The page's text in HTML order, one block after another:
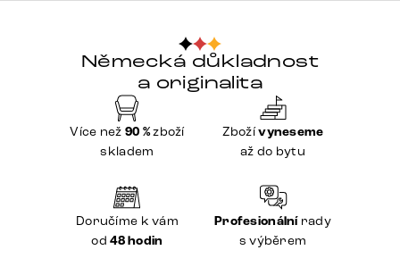
Německá důkladnost
a originalita
Více než 90 %zboží
skladem
Zbožívyneseme
až do bytu
Doručíme k vám
od48 hodin
Profesionálnírady
s výběrem